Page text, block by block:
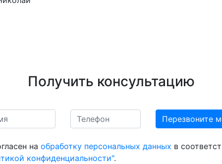
Получить консультацию
на обработку персональных данных в
конфиденциальности".